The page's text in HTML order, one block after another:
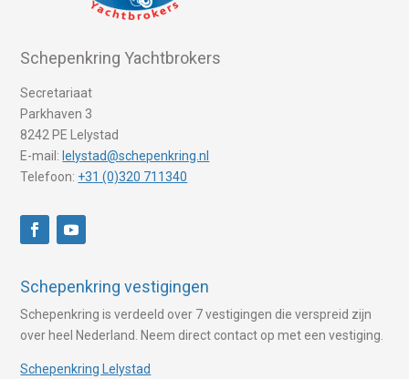
Schepenkring Yachtbrokers
Secretariaat
Parkhaven 3
8242 PE Lelystad
E-mail: lelystad@schepenkring.nl
Telefoon: +31 (0)320 711340
Schepenkring vestigingen
Schepenkring is verdeeld over 7 vestigingen die verspreid zijn
over heel Nederland. Neem direct contact op met een vestiging.
Schepenkring Lelystad